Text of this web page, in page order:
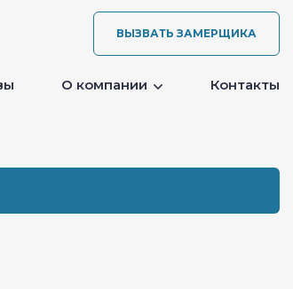
ВЫЗВАТЬ ЗАМЕРЩИКА
О компании Контакты